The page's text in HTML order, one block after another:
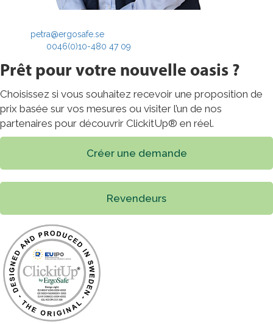
petra@ergosafe.se
0046(0)10-480 47 09
Prêt pour votre nouvelle oasis ?
Choisissez si vous souhaitez recevoir une proposition de
prix basée sur vos mesures ou visiter l’un de nos
partenaires pour découvrir ClickitUp® en réel.
Créer une demande
Revendeurs